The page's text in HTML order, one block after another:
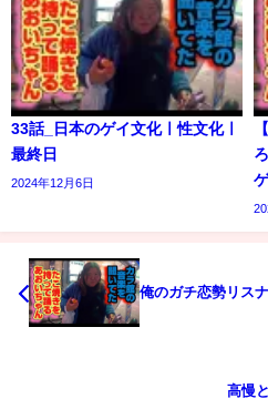
33話_日本のゲイ文化ㅣ性文化ㅣ
最終日
2024年12月6日
俺のガチ恋勢リス
高慢